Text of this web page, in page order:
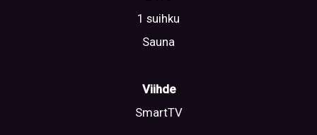
1 suihku
Sauna
Viihde
SmartTV